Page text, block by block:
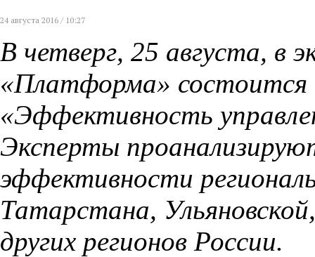
24 августа 2016 / 10:27
В четверг, 25 августа, в
«Платформа» состоится
«Эффективность
Эксперты
эффективности
Татарстана,
других регионов России.